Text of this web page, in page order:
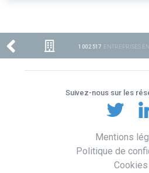
1 002 517 ENTREPRISES
Suivez-nous sur les
Mentions
Politique de
Cookies